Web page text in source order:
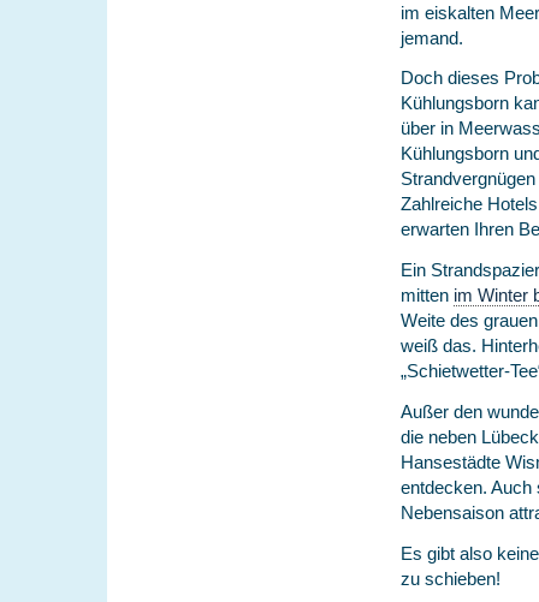
im eiskalten
jemand.
Doch dieses
Kühlungsborn
über in
Kühlungsborn
Zahlreiche
erwarten Ihren
Ein
mitten im Winter
Weite des
weiß das.
„Schietwetter-
Außer den
die neben
Hansestädte
entdecken. Auch
Nebensaison
Es gibt also
zu schieben!